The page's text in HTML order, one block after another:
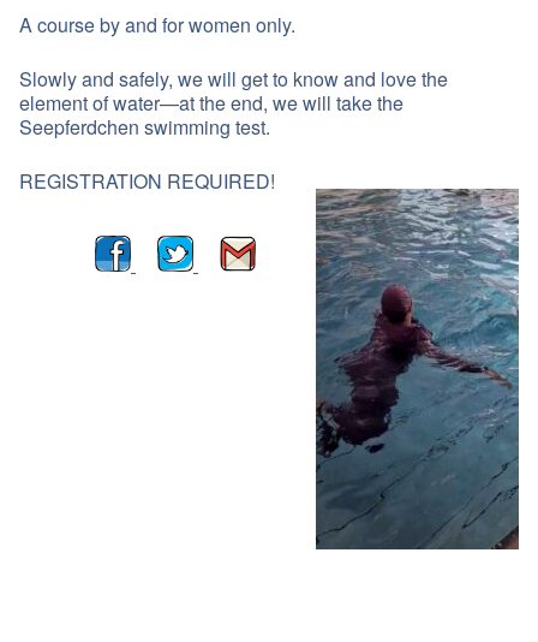
A course by and for women only.
Slowly and safely, we will get to know and love the
element of water—at the end, we will take the
Seepferdchen swimming test.
REGISTRATION REQUIRED!